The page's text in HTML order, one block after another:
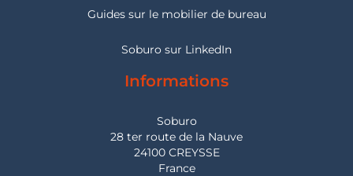
Guides sur le mobilier de bureau
Soburo sur LinkedIn
Informations
Soburo
28 ter route de la Nauve
24100 CREYSSE
France